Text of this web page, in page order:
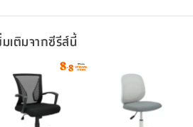
มเติมจากซีรีส์นี้